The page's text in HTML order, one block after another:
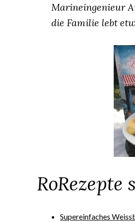
Marineingenieur
die Familie lebt
RoRezepte
Supereinfaches